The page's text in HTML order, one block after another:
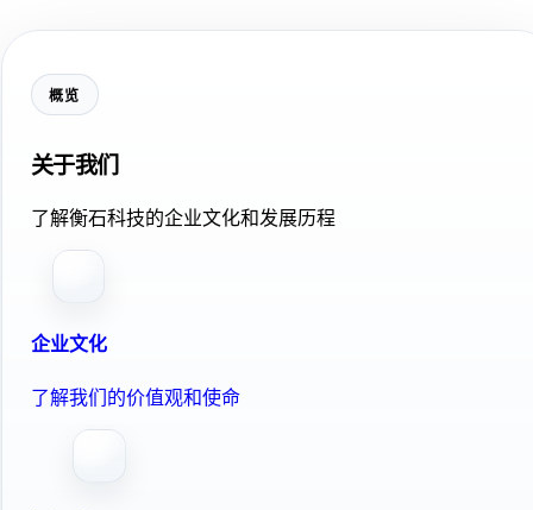
概览
关于我们
了解衡石科技的企业文化和发展历程
企业文化
了解我们的价值观和使命